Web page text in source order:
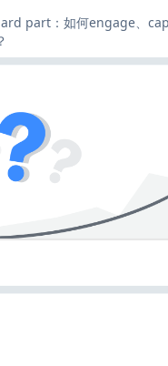
part：如何engage、